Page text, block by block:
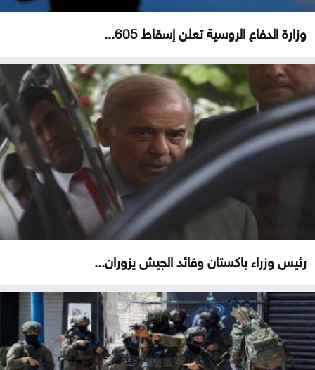
وزارة الدفاع الروسية تعلن إسقاط 605...
رئيس وزراء باكستان وقائد الجيش يزوران...